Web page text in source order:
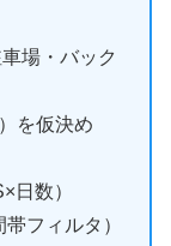
場・バック
を仮決め
日数）
フィルタ）